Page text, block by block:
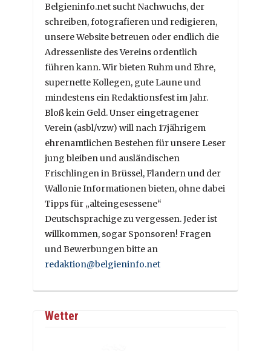
Belgieninfo.net sucht Nachwuchs, der
schreiben, fotografieren und redigieren,
unsere Website betreuen oder endlich die
Adressenliste des Vereins ordentlich
führen kann. Wir bieten Ruhm und Ehre,
supernette Kollegen, gute Laune und
mindestens ein Redaktionsfest im Jahr.
Bloß kein Geld. Unser eingetragener
Verein (asbl/vzw) will nach 17jährigem
ehrenamtlichen Bestehen für unsere Leser
jung bleiben und ausländischen
Frischlingen in Brüssel, Flandern und der
Wallonie Informationen bieten, ohne dabei
Tipps für „alteingesessene“
Deutschsprachige zu vergessen. Jeder ist
willkommen, sogar Sponsoren! Fragen
und Bewerbungen bitte an
redaktion@belgieninfo.net
Wetter